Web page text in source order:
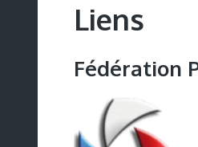
Liens
Fédération